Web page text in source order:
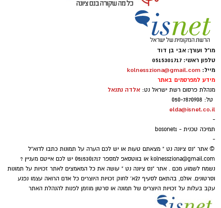
שהיה לקצין, מפקד ומדען מצטיין בצה"ל,
מסיים הדוקטורט הצעיר ביותר בטכניון, חתן
מו"ל ועורך: אבי בן דוד
טלפון ראשי: 0515301717
מייל: kolnessziona@gmail.com
מידע למפרסמים באתר
מנהלת פרסום רשת ישראל נט: אלדה נתנאל
טל: 050-7870908
elda@isnet.co.il
-
תמיכה טכנית - bosonet1
-
© אתר "נס ציונה נט " מצאתם טעות או יש לכם הערה על תמונות כתבו לדוא"ל
kolnessziona@gmail.com
או בווטסאפ למספר 0515301717 יש לכם אייטם מעניין ?
נשמח לשמוע מכם . אתר "נס ציונה נט " עושה את כל המאמצים לאתר זכויות על תמונות
וסרטונים. אולם, בהתאם לסעיף 27א' לחוק זכויות היוצרים כל אדם הרואה עצמו נפגע
עקב בעלות על זכויות היוצרים של תמונה או סרטון מוזמן לפנות להנהלת האתר